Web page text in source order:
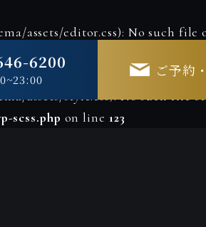
assets/editor.css): No such
scss.phpon line
assets/style.css): No such file
scss.php on line 123
6200 ご予約